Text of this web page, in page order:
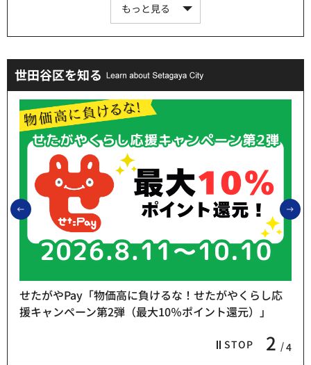
もっと見る
世田谷区を知る
前のスライドを表示
STOP 2 4
せたがやPay「物価高に負けるな！せたがやくらし応
援キャンペーン第2弾（最大10％ポイント還元）」